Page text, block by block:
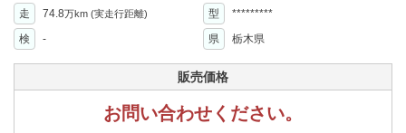
走 74.8万km (実走行距離) 型
*********
検
- 県 栃木県
販売価格
お問い合わせください。